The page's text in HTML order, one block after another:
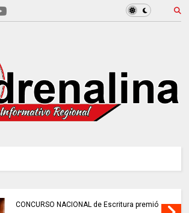
CONCURSO NACIONAL de Escritura premió